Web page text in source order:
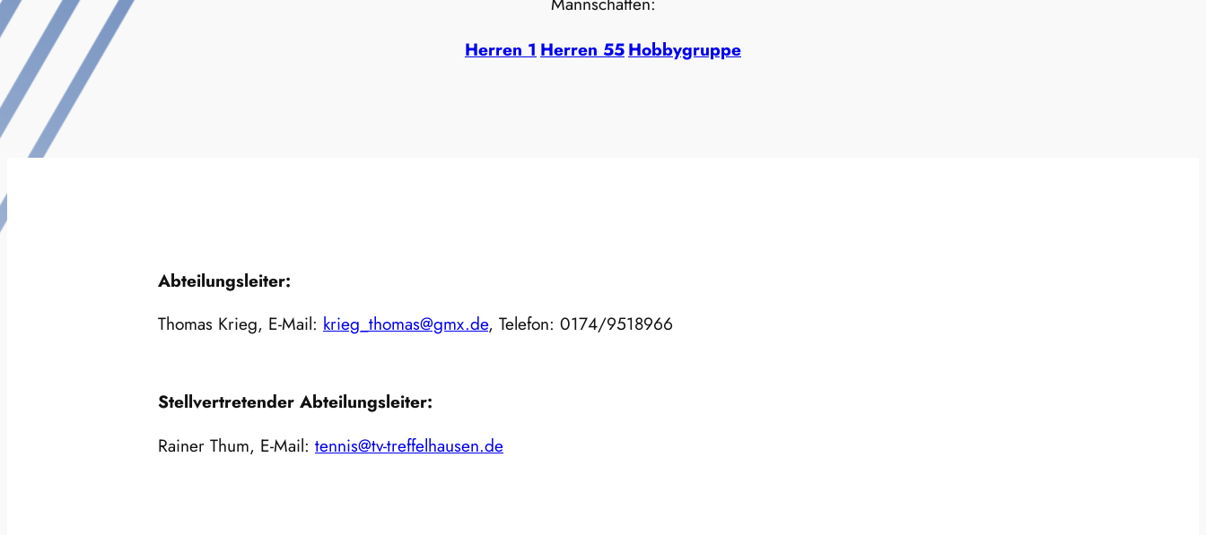
Herren 1 Herren 55Hobbygruppe
Abteilungsleiter:
Thomas Krieg, E-Mail: krieg_thomas@gmx.de, Telefon: 0174/9518966
Stellvertretender Abteilungsleiter:
Rainer Thum, E-Mail: tennis@tv-treffelhausen.de